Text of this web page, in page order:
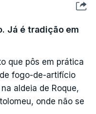
Civil;
como
três pontos de fogo
Quase 150
meios terrestres
combate às
Já é tradição em
que pôs em prática
fogo-de-artifício
aldeia de Roque,
onde não se